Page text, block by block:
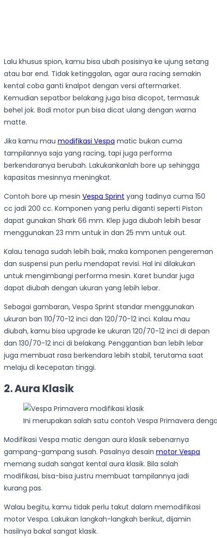
Lalu khusus spion, kamu bisa ubah posisinya ke ujung setang
atau bar end. Tidak ketinggalan, agar aura racing semakin
kental coba ganti knalpot dengan versi aftermarket.
Kemudian sepatbor belakang juga bisa dicopot, termasuk
behel jok. Bodi motor pun bisa dicat ulang dengan warna
matte.
Jika kamu mau modifikasi Vespa matic bukan cuma
tampilannya saja yang racing, tapi juga performa
berkendaranya berubah. Lakukankanlah bore up sehingga
kapasitas mesinnya meningkat.
Contoh bore up mesin Vespa Sprint yang tadinya cuma 150
cc jadi 200 cc. Komponen yang perlu diganti seperti Piston
dapat gunakan Shark 66 mm. Klep juga diubah lebih besar
menggunakan 23 mm untuk in dan 25 mm untuk out.
Kalau tenaga sudah lebih baik, maka komponen pengereman
dan suspensi pun perlu mendapat revisi. Hal ini dilakukan
untuk mengimbangi performa mesin. Karet bundar juga
dapat diubah dengan ukuran yang lebih lebar.
Sebagai gambaran, Vespa Sprint standar menggunakan
ukuran ban 110/70-12 inci dan 120/70-12 inci. Kalau mau
diubah, kamu bisa upgrade ke ukuran 120/70-12 inci di depan
dan 130/70-12 inci di belakang. Penggantian ban lebih lebar
juga membuat rasa berkendara lebih stabil, terutama saat
melaju di kecepatan tinggi.
2. Aura Klasik
Ini merupakan salah satu contoh Vespa Primavera
Modifikasi Vespa matic dengan aura klasik sebenarnya
gampang-gampang susah. Pasalnya desain motor Vespa
memang sudah sangat kental aura klasik. Bila salah
modifikasi, bisa-bisa justru membuat tampilannya jadi
kurang pas.
Walau begitu, kamu tidak perlu takut dalam memodifikasi
motor Vespa. Lakukan langkah-langkah berikut, dijamin
hasilnya bakal sangat klasik.